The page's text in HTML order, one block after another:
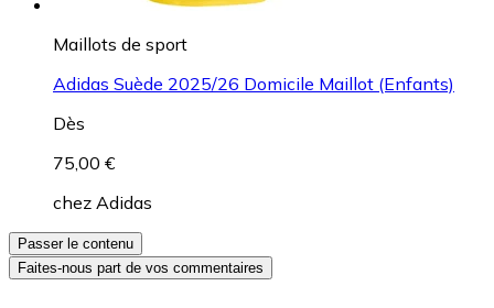
Maillots de sport
Adidas Suède 2025/26 Domicile Maillot (Enfants)
Dès
75,00 €
chez Adidas
Passer le contenu
Faites-nous part de vos commentaires